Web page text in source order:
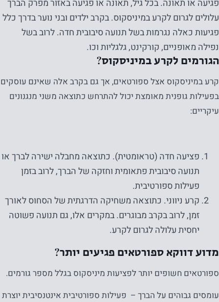
פגיעה או תאונה. בכל גיל, תאונה או פגיעה באזור מפרק הברך
עלולים לגרום לקרע במיניסקוס. בקרב ילדים ובני נוער בדרך כלל
פגיעות כאלה נגרמות בשל תנועה סיבובית חדה. לרוב בשל
נפילה מאופניים, קורקינט, גלגליות וכו.
הגורמים לקרע במיניסקוס?
קרע במיניסקוס אצל ספורטאים, אך גם בקרב אלה שאינם עוסקים
בפעילות גופנית מאומצת יכול להתרחש כתוצאה משני מנגנונים
עיקריים:
פציעה חדה (טראומטית). כתוצאה מחבלה ישירה לברך או
תנועה סיבובית פתאומית וחזקה של הברך, לרוב בזמן
פעילות ספורטיבית.
קרע ניווני. כתוצאה משחיקה הדרגתית של הסחוס לאורך
זמן, לרוב בקרב מבוגרים. במקרים אלו, גם תנועה פשוטה
יחסית עלולה לגרום לקרע.
מדוע דווקא ספורטאים פגיעים יותר?
ספורטאים חשופים יותר לפציעות מיניסקוס בגלל מספר גורמים.
עומסים גבוהים על הברך – פעילות ספורטיבית אינטנסיבית יוצרת